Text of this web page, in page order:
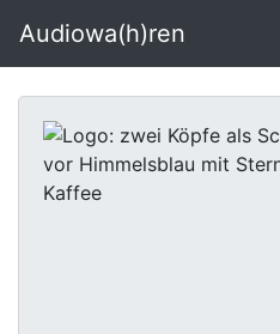
Audiowa(h)ren